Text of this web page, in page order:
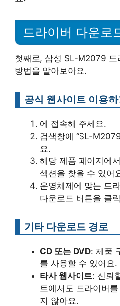
드라이버 다운로
첫째로, 삼성 SL-M2079 드
방법을 알아보아요.
공식 웹사이트 이용하
에 접속해 주세요.
검색창에 “SL-
요.
해당 제품 페이지에
섹션을 찾을 수 있어
운영체제에 맞는 드
다운로드 버튼을 클
기타 다운로드 경로
CD 또는 DVD: 제품
를 사용할 수 있어요.
타사 웹사이트: 신뢰
트에서도 드라이버
지 않아요.